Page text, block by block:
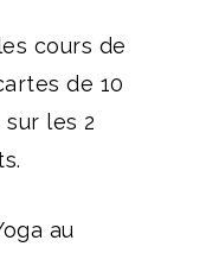
cours de
de 10
les 2
au